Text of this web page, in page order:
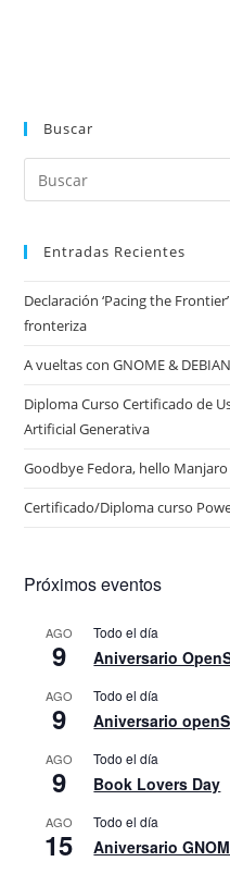
Buscar
Entradas Recientes
Declaración ‘Pacing the
fronteriza
A vueltas con GNOME &
Diploma Curso Certificado de
Artificial Generativa
Goodbye Fedora, hello Manjaro
Certificado/Diploma curso
Próximos eventos
AGO
9
Todo el día
Aniversario
AGO
9
Todo el día
Aniversario
AGO
9
Todo el día
Book Lovers Day
AGO
15
Todo el día
Aniversario